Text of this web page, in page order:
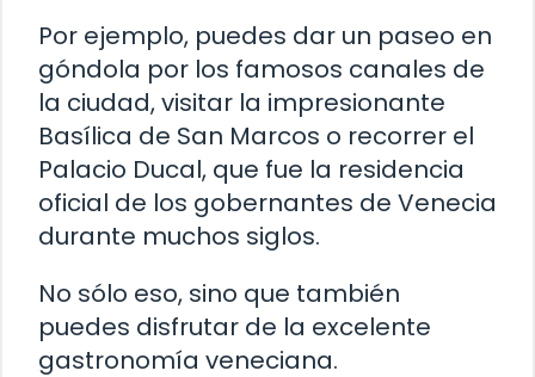
Por ejemplo, puedes dar un paseo en
góndola por los famosos canales de
la ciudad, visitar la impresionante
Basílica de San Marcos o recorrer el
Palacio Ducal, que fue la residencia
oficial de los gobernantes de Venecia
durante muchos siglos.
No sólo eso, sino que también
puedes disfrutar de la excelente
gastronomía veneciana.